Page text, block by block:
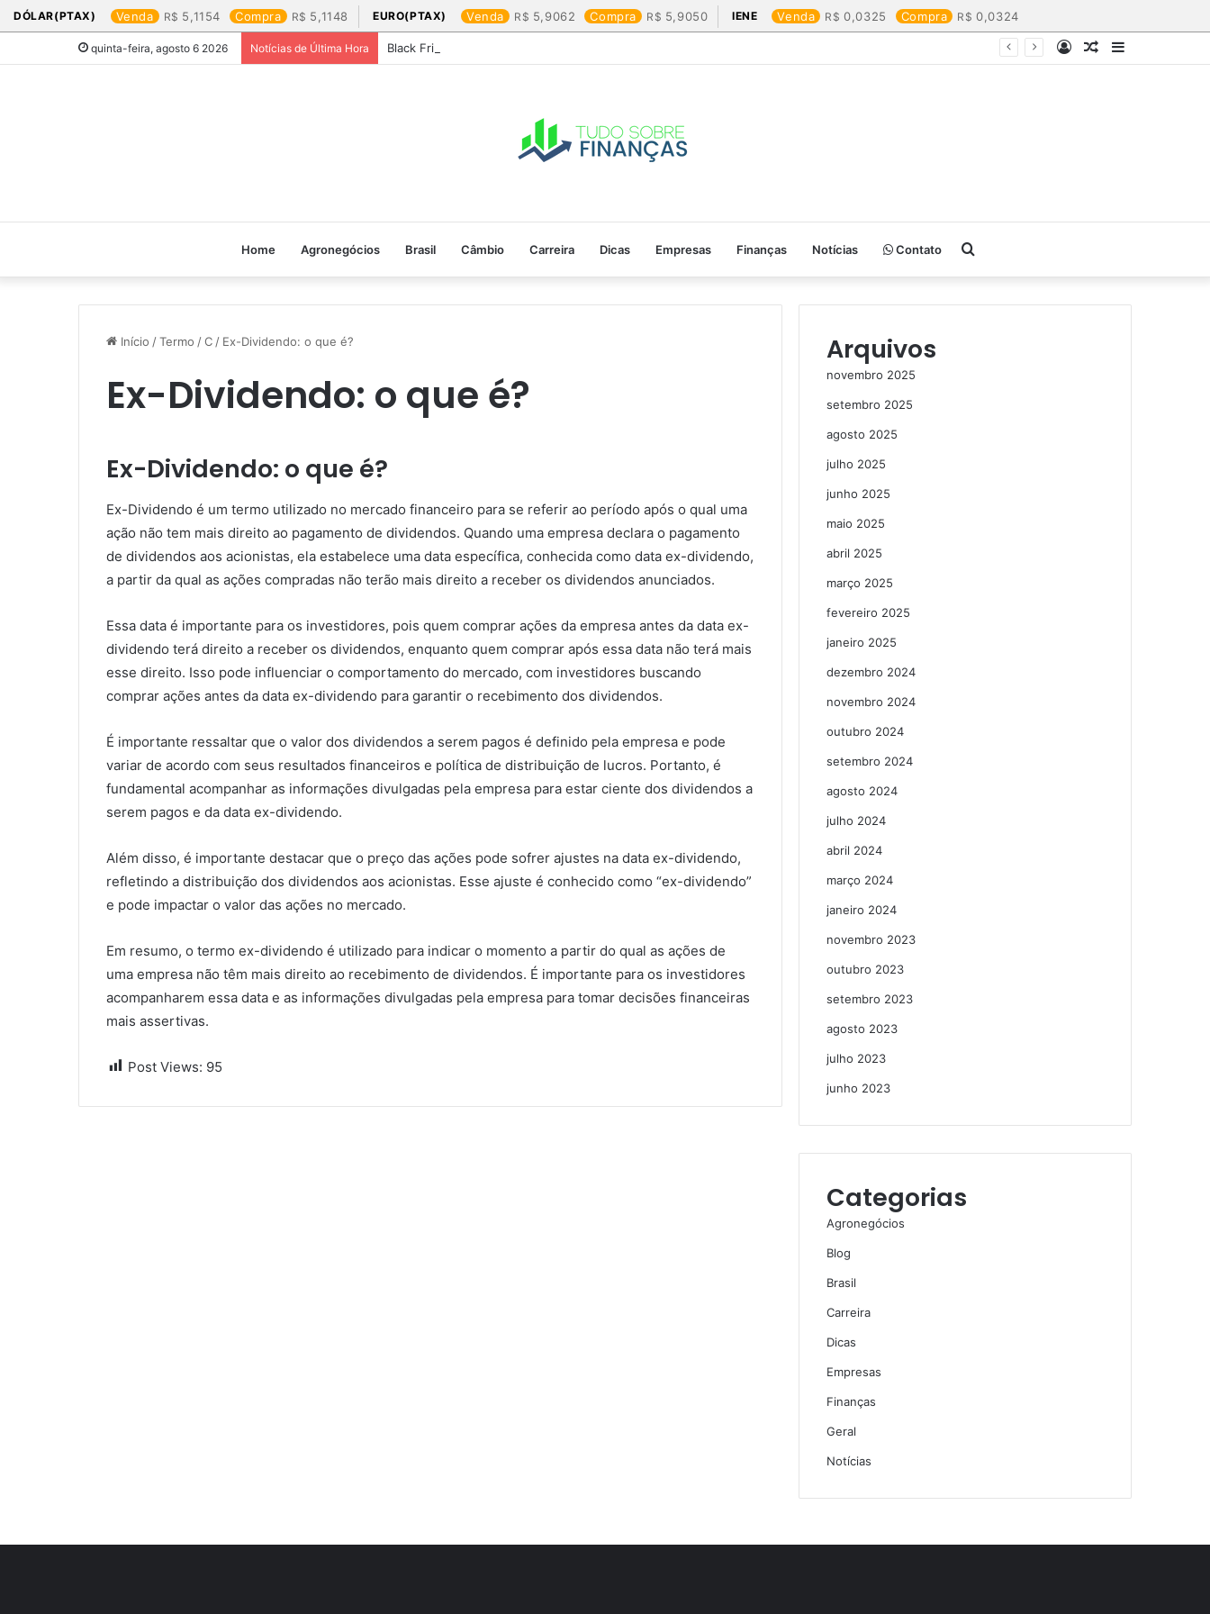
DÓLAR(PTAX) Venda 5,1154 Compra 5,1148 EURO(PTAX) Venda 5,9062 Compra 5,9050 IENE Venda 0,0325 Compra 0,0324
quinta-feira, agosto 6 2026 Notícias de Última Hora Black Friday: os produtos que mais valem a pena
Barra
Artigo
Entrar
Home Agronegócios Brasil Câmbio Carreira Dicas Empresas Finanças Notícias Contato Procurar
por
Início /Termo /C / Ex-Dividendo: o que é?
Ex-Dividendo: o que é?
Ex-Dividendo: o que é?
Ex-Dividendo é um termo utilizado no mercado financeiro para se referir ao período após o qual uma
ação não tem mais direito ao pagamento de dividendos. Quando uma empresa declara o pagamento
de dividendos aos acionistas, ela estabelece uma data específica, conhecida como data ex-dividendo,
a partir da qual as ações compradas não terão mais direito a receber os dividendos anunciados.
Essa data é importante para os investidores, pois quem comprar ações da empresa antes da data ex-
dividendo terá direito a receber os dividendos, enquanto quem comprar após essa data não terá mais
esse direito. Isso pode influenciar o comportamento do mercado, com investidores buscando
comprar ações antes da data ex-dividendo para garantir o recebimento dos dividendos.
É importante ressaltar que o valor dos dividendos a serem pagos é definido pela empresa e pode
variar de acordo com seus resultados financeiros e política de distribuição de lucros. Portanto, é
fundamental acompanhar as informações divulgadas pela empresa para estar ciente dos dividendos a
serem pagos e da data ex-dividendo.
Além disso, é importante destacar que o preço das ações pode sofrer ajustes na data ex-dividendo,
refletindo a distribuição dos dividendos aos acionistas. Esse ajuste é conhecido como “ex-dividendo”
e pode impactar o valor das ações no mercado.
Em resumo, o termo ex-dividendo é utilizado para indicar o momento a partir do qual as ações de
uma empresa não têm mais direito ao recebimento de dividendos. É importante para os investidores
acompanharem essa data e as informações divulgadas pela empresa para tomar decisões financeiras
mais assertivas.
Post Views: 95
Arquivos
novembro 2025
setembro 2025
agosto 2025
julho 2025
junho 2025
maio 2025
abril 2025
março 2025
fevereiro 2025
janeiro 2025
dezembro 2024
novembro 2024
outubro 2024
setembro 2024
agosto 2024
julho 2024
abril 2024
março 2024
janeiro 2024
novembro 2023
outubro 2023
setembro 2023
agosto 2023
julho 2023
junho 2023
Categorias
Agronegócios
Blog
Brasil
Carreira
Dicas
Empresas
Finanças
Geral
Notícias